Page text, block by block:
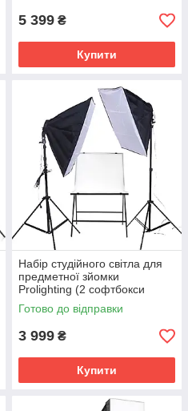
5 399 ₴
Купити
Набір студійного світла для
предметної зйомки
Prolighting (2 софтбокси
50x70 + стіл)
Готово до відправки
3 999 ₴
Купити